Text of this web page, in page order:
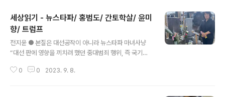
세상읽기 - 뉴스타파/ 홍범도/ 간토학살/ 윤미
향/ 트럼프
전지윤 ● 본질은 대선공작이 아니라 뉴스타파 마녀사냥
“대선 판에 영향을 끼치려 했던 중대범죄 행위, 즉 국기문
다.”(장제원) 검찰과 족벌언론과 기득권 우파의 3각 공조가
0 0 2023. 9. 8.